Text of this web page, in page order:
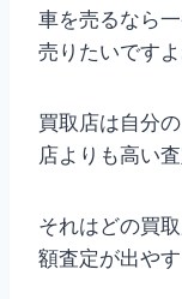
車を売るなら
売りたいですよ
買取店は自分
店よりも高い
それはどの買
額査定が出やす